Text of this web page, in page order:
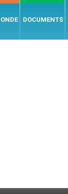
DOCUMENTS